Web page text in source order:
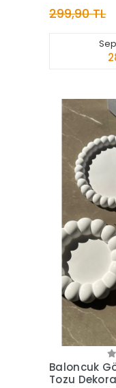
299,90 TL
Baloncuk
Tozu